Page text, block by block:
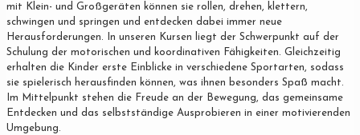
mit Klein- und Großgeräten können sie rollen, drehen, klettern,
schwingen und springen und entdecken dabei immer neue
Herausforderungen. In unseren Kursen liegt der Schwerpunkt auf der
Schulung der motorischen und koordinativen Fähigkeiten. Gleichzeitig
erhalten die Kinder erste Einblicke in verschiedene Sportarten, sodass
sie spielerisch herausfinden können, was ihnen besonders Spaß macht.
Im Mittelpunkt stehen die Freude an der Bewegung, das gemeinsame
Entdecken und das selbstständige Ausprobieren in einer motivierenden
Umgebung.